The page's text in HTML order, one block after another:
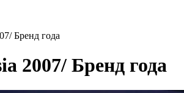
Бренд года
2007/ Бренд года